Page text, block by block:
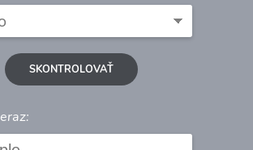
SKONTROLOVAŤ